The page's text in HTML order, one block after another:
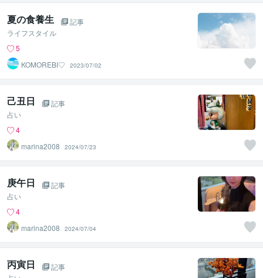
夏の食養生
記事
ライフスタイル
5
KOMOREBI♡
2023/07/02
己丑日
記事
占い
4
marina2008
2024/07/23
庚午日
記事
占い
4
marina2008
2024/07/04
丙寅日
記事